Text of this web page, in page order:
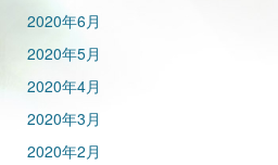
2020年6月
2020年5月
2020年4月
2020年3月
2020年2月